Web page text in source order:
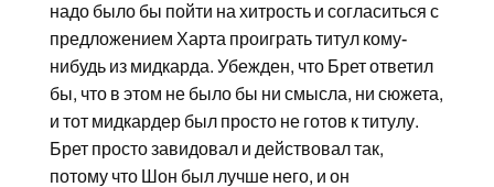
надо было бы пойти на хитрость и согласиться с
предложением Харта проиграть титул кому-
нибудь из мидкарда. Убежден, что Брет ответил
бы, что в этом не было бы ни смысла, ни сюжета,
и тот мидкардер был просто не готов к титулу.
Брет просто завидовал и действовал так,
потому что Шон был лучше него, и он